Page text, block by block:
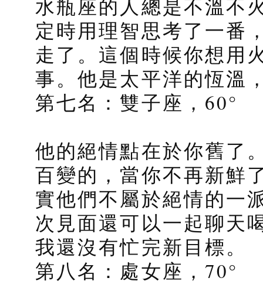
水瓶座的人總是不溫不
定時用理智思考了一番
走了。這個時候你想用
事。他是太平洋的恆溫
第七名：雙子座，60°
他的絕情點在於你舊了
百變的，當你不再新鮮
實他們不屬於絕情的一
次見面還可以一起聊天
我還沒有忙完新目標。
第八名：處女座，70°